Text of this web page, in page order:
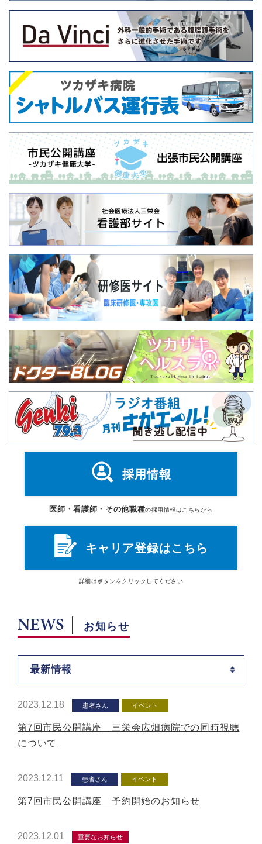
採用情報
医師・看護師・その他職種の採用情報はこちらから
キャリア登録はこちら
詳細はボタン をクリックしてください
NEWS お知らせ
最新情報
2023.12.18 患者さん イベント
第7回市民公開講座 三栄会広畑病院での同時視聴
について
2023.12.11 患者さん イベント
第7回市民公開講座 予約開始のお知らせ
2023.12.01 重要なお知らせ